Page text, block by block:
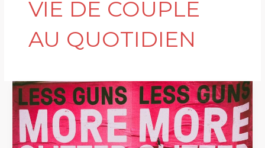
VIE DE COUPLE
AU QUOTIDIEN